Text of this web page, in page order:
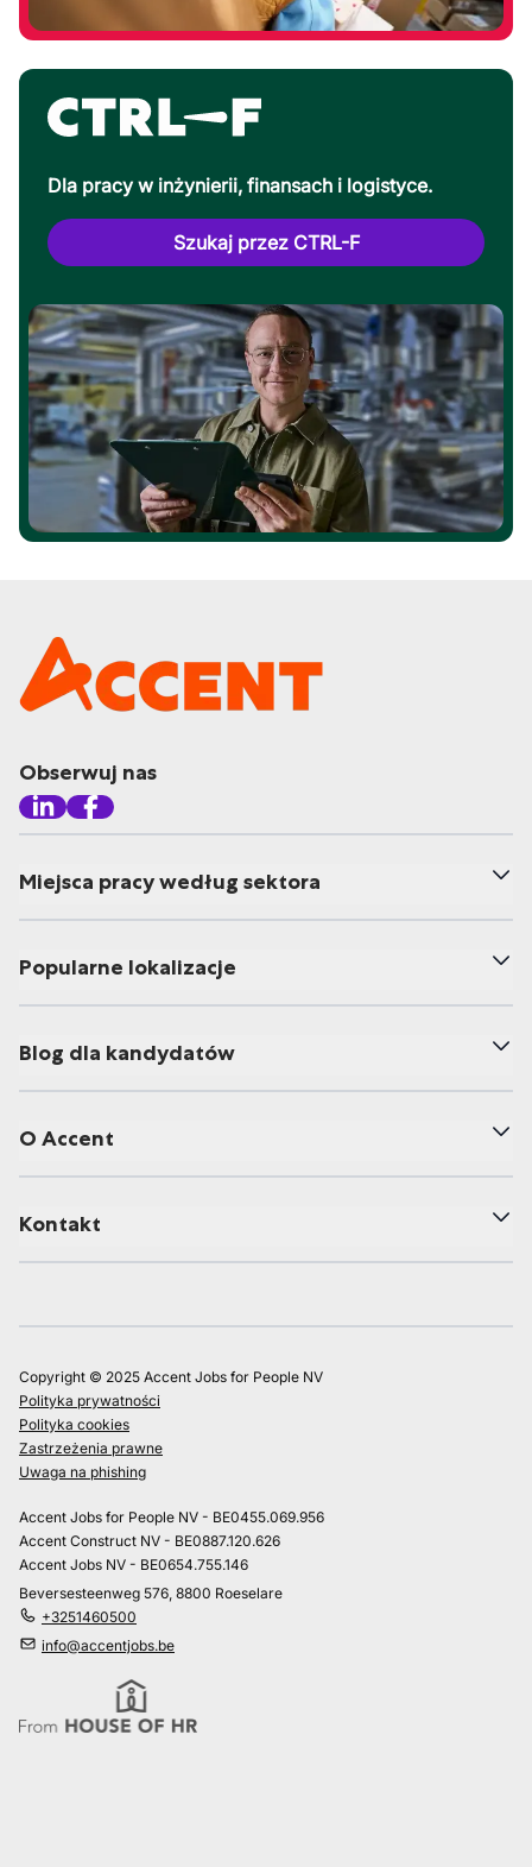
Dla pracy w inżynierii, finansach i logistyce.
Szukaj przez CTRL-F
Obserwuj nas
Miejsca pracy według sektora
Popularne lokalizacje
Blog dla kandydatów
O Accent
Kontakt
Copyright © 2025 Accent Jobs for People NV
Polityka prywatności
Polityka cookies
Zastrzeżenia prawne
Uwaga na phishing
Accent Jobs for People NV - BE0455.069.956
Accent Construct NV - BE0887.120.626
Accent Jobs NV - BE0654.755.146
Beversesteenweg 576, 8800 Roeselare
+3251460500
info@accentjobs.be